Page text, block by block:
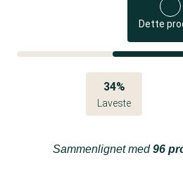
Dette
34%
Laveste
Sammenlignet med96